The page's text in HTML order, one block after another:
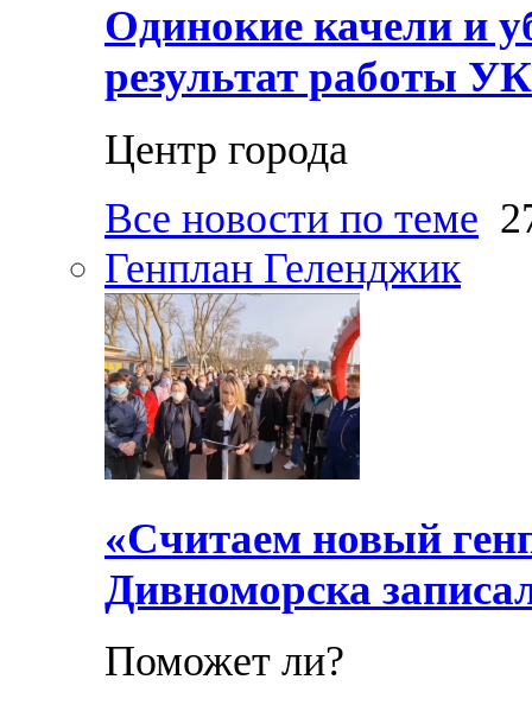
Одинокие качели и
результат работы
Центр города
Все новости по теме
Генплан Геленджик
«Считаем новый
Дивноморска
Поможет ли?